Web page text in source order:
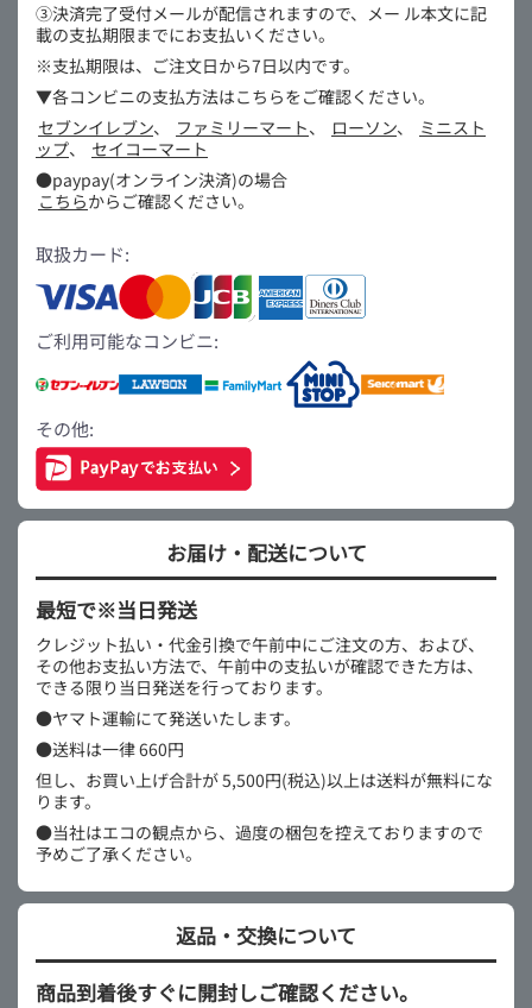
③決済完了受付メールが配信されますので、メー ル本文に記
載の支払期限までにお支払いください。
※支払期限は、ご注文日から7日以内です。
▼各コンビニの支払方法はこちらをご確認ください。
セブンイレブン、 ファミリーマート、 ローソン、
ミニスト
ップ、
セイコーマート
●paypay(オンライン決済)の場合
こちらからご確認ください。
取扱カード:
ご利用可能なコンビニ:
その他:
お届け・配送について
最短で※当日発送
クレジット払い・代金引換で午前中にご注文の方、および、
その他お支払い方法で、午前中の支払いが確認できた方は、
できる限り当日発送を行っております。
●ヤマト運輸にて発送いたします。
●送料は一律 660円
但し、お買い上げ合計が 5,500円(税込)以上は送料が無料にな
ります。
●当社はエコの観点から、過度の梱包を控えておりますので
予めご了承ください。
返品・交換について
商品到着後すぐに開封しご確認ください。